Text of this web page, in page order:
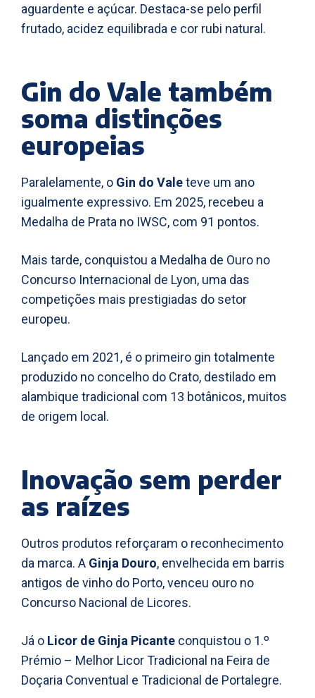
aguardente e açúcar. Destaca-se pelo perfil
frutado, acidez equilibrada e cor rubi natural.
Gin do Vale também
soma distinções
europeias
Paralelamente, o Gin do Valeteve um ano
igualmente expressivo. Em 2025, recebeu a
Medalha de Prata no IWSC, com 91 pontos.
Mais tarde, conquistou a Medalha de Ouro no
Concurso Internacional de Lyon, uma das
competições mais prestigiadas do setor
europeu.
Lançado em 2021, é o primeiro gin totalmente
produzido no concelho do Crato, destilado em
alambique tradicional com 13 botânicos, muitos
de origem local.
Inovação sem perder
as raízes
Outros produtos reforçaram o reconhecimento
da marca. A Ginja Douro, envelhecida em barris
antigos de vinho do Porto, venceu ouro no
Concurso Nacional de Licores.
Já o Licor de Ginja Picante conquistou o 1.º
Prémio – Melhor Licor Tradicional na Feira de
Doçaria Conventual e Tradicional de Portalegre.